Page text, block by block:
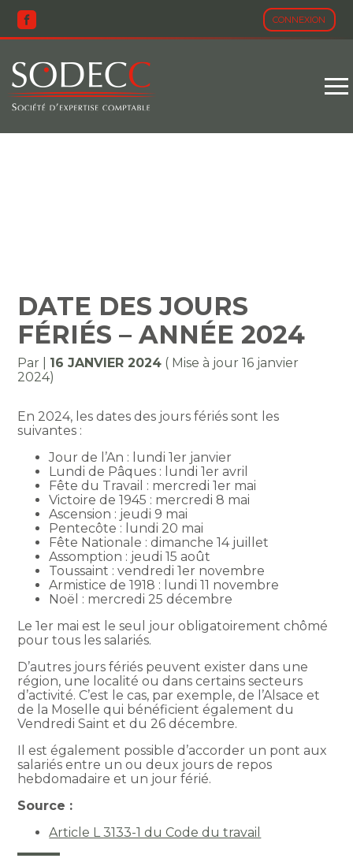
CONNEXION
Aller
au
DATE DES JOURS
FÉRIÉS – ANNÉE 2024
Par 16 JANVIER 2024 ( Mise à jour 16 janvier
2024)
En 2024, les dates des jours fériés sont les
suivantes :
Jour de l’An : lundi 1er janvier
Lundi de Pâques : lundi 1er avril
Fête du Travail : mercredi 1er mai
Victoire de 1945 : mercredi 8 mai
Ascension : jeudi 9 mai
Pentecôte : lundi 20 mai
Fête Nationale : dimanche 14 juillet
Assomption : jeudi 15 août
Toussaint : vendredi 1er novembre
Armistice de 1918 : lundi 11 novembre
Noël : mercredi 25 décembre
Le 1er mai est le seul jour obligatoirement chômé
pour tous les salariés.
D’autres jours fériés peuvent exister dans une
région, une localité ou dans certains secteurs
d’activité. C’est le cas, par exemple, de l’Alsace et
de la Moselle qui bénéficient également du
Vendredi Saint et du 26 décembre.
Il est également possible d’accorder un pont aux
salariés entre un ou deux jours de repos
hebdomadaire et un jour férié.
Source :
Article L 3133-1 du Code du travail